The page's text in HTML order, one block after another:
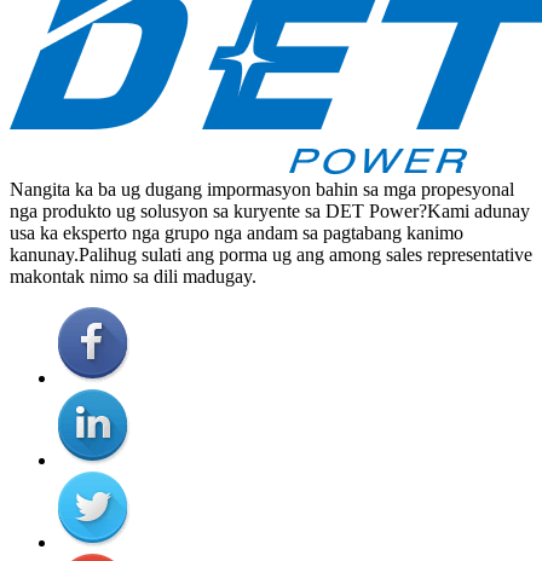
Nangita ka ba ug dugang impormasyon bahin sa mga propesyonal
nga produkto ug solusyon sa kuryente sa DET Power?Kami adunay
usa ka eksperto nga grupo nga andam sa pagtabang kanimo
kanunay.Palihug sulati ang porma ug ang among sales representative
makontak nimo sa dili madugay.